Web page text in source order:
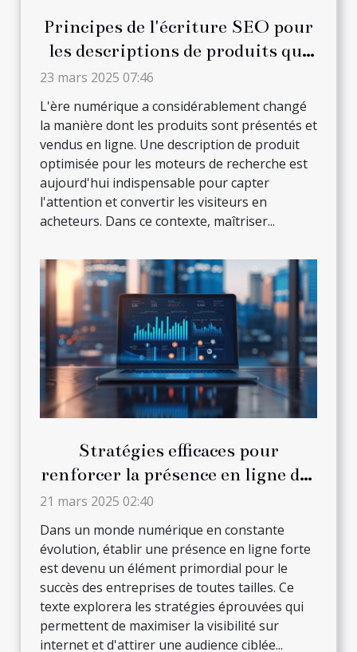
Principes de l'écriture SEO pour
les descriptions de produits qui
convertissent
23 mars 2025 07:46
L'ère numérique a considérablement changé
la manière dont les produits sont présentés et
vendus en ligne. Une description de produit
optimisée pour les moteurs de recherche est
aujourd'hui indispensable pour capter
l'attention et convertir les visiteurs en
acheteurs. Dans ce contexte, maîtriser...
Stratégies efficaces pour
renforcer la présence en ligne des
entreprises
21 mars 2025 02:40
Dans un monde numérique en constante
évolution, établir une présence en ligne forte
est devenu un élément primordial pour le
succès des entreprises de toutes tailles. Ce
texte explorera les stratégies éprouvées qui
permettent de maximiser la visibilité sur
internet et d'attirer une audience ciblée...